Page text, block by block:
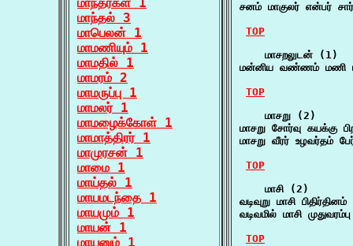
மாந்தல் 3
மாபெலன் 1
மாமணியும் 1
மாமதில் 1
மாமரம் 2
மாமருப்பு 1
மாமலர் 1
மாமழைக்கோள் 1
மாமாத்திரர் 1
மாமுரசன் 1
மாமை 1
மாய்தல் 1
மாயமடந்தை 1
மாயமும் 1
மாயன் 1
மாயனும் 1
சனம் மாகுலர் என்பர்
TOP
    மாசறலுடன் (1)
மன்னிய வண்ணம் மணி
TOP
    மாசறு (2)
மாசறு சோர்வு கயக்கு
மாசறு வீரர் உழவர்தம்
TOP
    மாசி (2)
வடிவுறு மாசி
வடிவமில் மாசி
TOP